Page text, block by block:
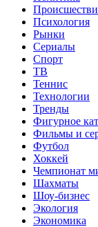
Психология
Рынки
Сериалы
Спорт
ТВ
Теннис
Технологии
Тренды
Фигурное
Фильмы и
Футбол
Хоккей
Чемпионат
Шахматы
Шоу-бизнес
Экология
Экономика